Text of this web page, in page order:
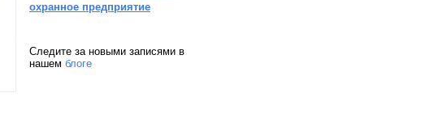
охранное предприятие
Следите за новыми записями в
нашем блоге